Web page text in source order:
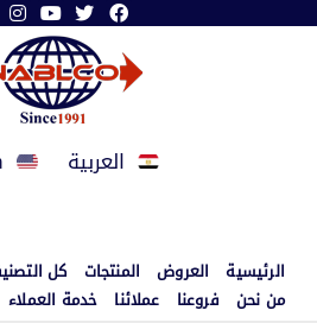
العربية
الرئيسية العروض المنتجات كل
من نحن فروعنا عملائنا خدمة العملاء